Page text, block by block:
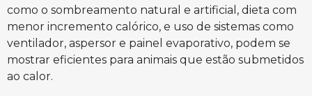
como o sombreamento natural e artificial, dieta com
menor incremento calórico, e uso de sistemas como
ventilador, aspersor e painel evaporativo, podem se
mostrar eficientes para animais que estão submetidos
ao calor.